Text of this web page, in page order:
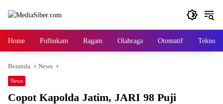
Home Polhukam Ragam Olahraga Otomatif Tekno
Beranda News
News
Copot Kapolda Jatim, JARI 98 Puji